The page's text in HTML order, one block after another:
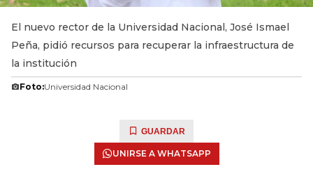
El nuevo rector de la Universidad Nacional, José Ismael
Peña, pidió recursos para recuperar la infraestructura de
la institución
Foto:Universidad Nacional
GUARDAR
UNIRSE A WHATSAPP